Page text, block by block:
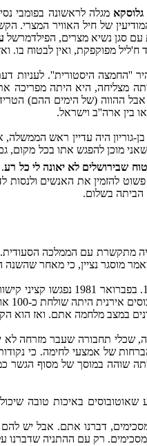
גלוסקא מגלה לראשונה בפומבי נסיון של מצרים
של חיל האוויר המצרי.
סגן נשיא מצרים, הפילדמרשל
ח'ליל מפוקפקת, ואין לבטוח
''החמצה היסטורית''. לעניות
מצליחה, היא היתה מפריכה
למצרים בשנים 1948 ו-‏1956. אבל
בין ארה''ב וישראל.
מוכן להפגש אתו בכל מקום,
שבירושלים לא יאונה לי כל רע.
להזמין את האנשים ולנסות
הביתה בשלום.
מתקשרת עם הממלכה
מוסגר נציין, כי מאחר
מלחמת עירק - אירן
במצב מלחמה אתם. ואז הוא
שכלי תחבורה שעבר מזרחה
של אמצעי לחימה. כי
שוהה במוסך של מסוף הגשר
שאוטובוסים באיכות טובה
דברנו אתם. אבל יש להם
רק עם ההתניה שדברנו